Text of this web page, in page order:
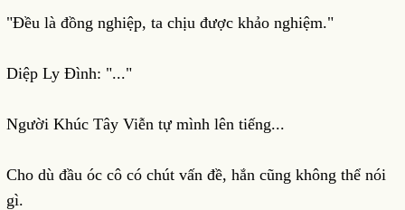
"Đều là đồng nghiệp, ta chịu được khảo nghiệm."
Diệp Ly Đình: "..."
Người Khúc Tây Viễn tự mình lên tiếng...
Cho dù đầu óc cô có chút vấn đề, hắn cũng không thể nói
gì.